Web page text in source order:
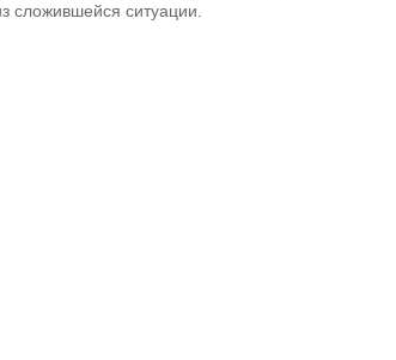
сложившейся ситуации.